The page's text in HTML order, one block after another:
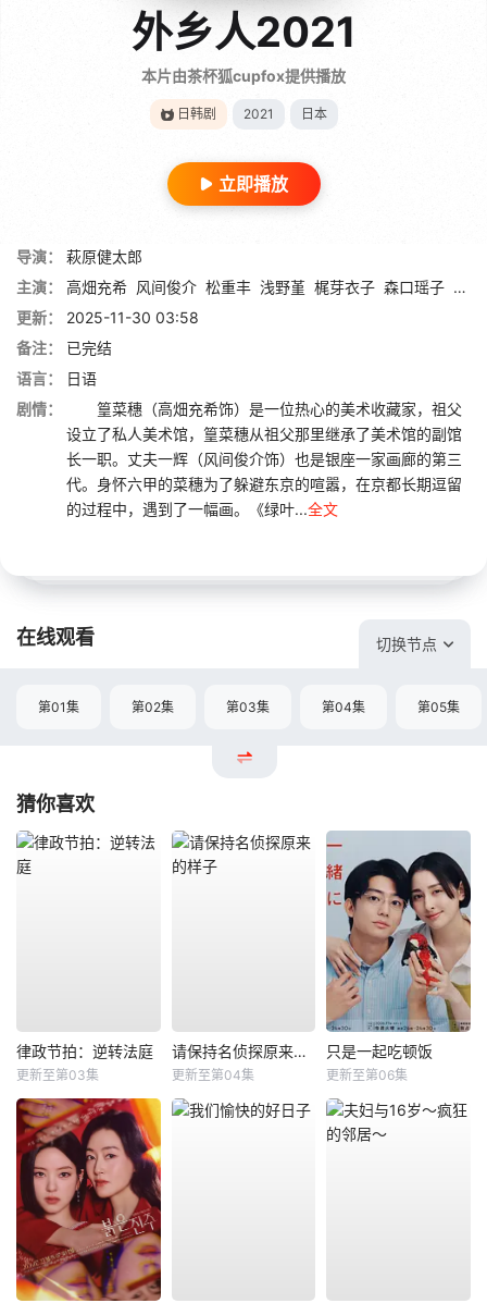
外乡人2021
本片由茶杯狐cupfox提供播放
日韩剧 2021 日本
立即播放
导演：
萩原健太郎
主演：
高畑充希 风间俊介 松重丰 浅野堇 梶芽衣子 森口瑶子 松
更新：
2025-11-30 03:58
备注：
已完结
语言：
日语
剧情：
篁菜穗（高畑充希饰）是一位热心的美术收藏家，祖父
设立了私人美术馆，篁菜穗从祖父那里继承了美术馆的副馆
长一职。丈夫一辉（风间俊介饰）也是银座一家画廊的第三
代。身怀六甲的菜穗为了躲避东京的喧嚣，在京都长期逗留
的过程中，遇到了一幅画。《绿叶...全文
在线观看 切换节点
第01集 第02集 第03集 第04集 第05集
猜你喜欢
律政节拍：逆转法庭
更新至第03集
请保持名侦探原来的样子
更新至第04集
只是一起吃顿饭
更新至第06集